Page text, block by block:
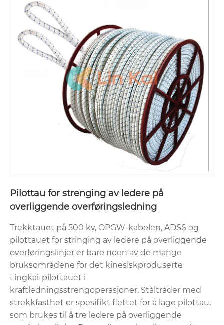
Pilottau for strenging av ledere på
overliggende overføringsledning
Trekktauet på 500 kv, OPGW-kabelen, ADSS og
pilottauet for stringing av ledere på overliggende
overføringslinjer er bare noen av de mange
bruksområdene for det kinesiskproduserte
Lingkai-pilottauet i
kraftledningsstrengoperasjoner. Ståltråder med
strekkfasthet er spesifikt flettet for å lage pilottau,
som brukes til å tre ledere på overliggende